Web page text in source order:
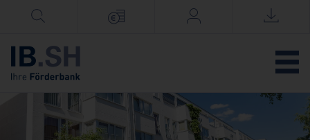
Menü überspringen